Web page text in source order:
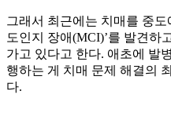
그래서 최근에는 치매를 중도
도인지 장애(MCI)’를 발견하
가고 있다고 한다. 애초에 발
행하는 게 치매 문제 해결의
다.